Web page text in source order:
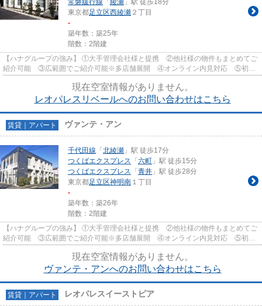
常磐緩行線 「 綾瀬 」駅 徒歩18分
東京都足立区西綾瀬 ２丁目
-
築年数：築25年
階数：2階建
【ハナグループの強み】 ①大手管理会社様と提携 ②他社様の物件もまとめてご
紹介可能 ③広範囲でご紹介可能※多店舗展開 ④オンライン内見対応 ⑤初期
現在空室情報がありません。
レオパレスリベールへのお問い合わせはこちら
賃貸｜アパート ヴァンテ・アン
千代田線 「 北綾瀬 」駅 徒歩17分
つくばエクスプレス 「 六町 」駅 徒歩15分
つくばエクスプレス 「 青井 」駅 徒歩28分
東京都足立区神明南 １丁目
-
築年数：築26年
階数：2階建
【ハナグループの強み】 ①大手管理会社様と提携 ②他社様の物件もまとめてご
紹介可能 ③広範囲でご紹介可能※多店舗展開 ④オンライン内見対応 ⑤初期
現在空室情報がありません。
ヴァンテ・アンへのお問い合わせはこちら
賃貸｜アパート レオパレスイーストピア